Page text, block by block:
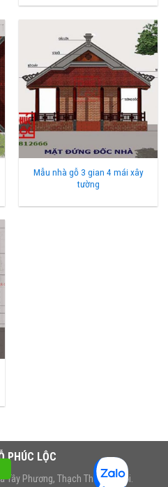
Mẫu nhà gỗ 3 gian 4 mái xây
tường
PHÚC LỘC
Tây Phương, Thạch Thất, Hà Nội.